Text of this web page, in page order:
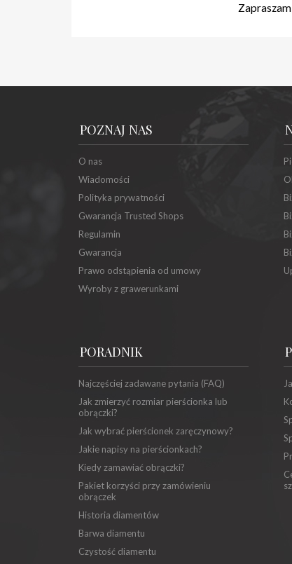
POZNAJ NAS
O nas
Wiadomości
Polityka prywatności
Gwarancja Trusted Shops
Regulamin
Gwarancja
Prawo odstąpienia od umowy
Wyroby z grawerunkami
PORADNIK
Najczęściej zadawane pytania (FAQ)
Jak zmierzyć rozmiar pierścionka lub
obrączki?
Jak wybrać pierścionek zaręczynowy?
Jakie napisy na pierścionkach?
Kiedy zamawiać obrączki?
Pakiet korzyści przy zamówieniu
obrączek
Historia diamentów
Barwa diamentu
Czystość diamentu